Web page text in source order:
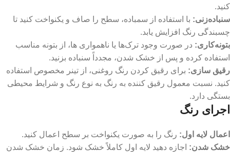
کنید.
سنباده‌زنی: با استفاده از سمباده، سطح را صاف و یکنواخت کنید تا
چسبندگی رنگ افزایش یابد.
بتونه‌کاری: در صورت وجود ترک‌ها یا ناهمواری‌ ها، از بتونه مناسب
استفاده کرده و پس از خشک شدن، مجدداً سنباده بزنید.
رقیق‌ سازی: برای رقیق کردن رنگ روغنی، از تینر مخصوص استفاده
کنید. نسبت معمول رقیق‌ کننده به رنگ به نوع رنگ و شرایط محیطی
بستگی دارد.
اجرای رنگ
اعمال لایه اول: رنگ را به صورت یکنواخت بر سطح اعمال کنید.
خشک شدن: اجازه دهید لایه اول کاملاً خشک شود. زمان خشک شدن